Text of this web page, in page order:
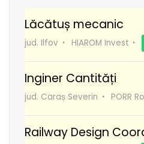
Lăcătuș mecanic
jud. Ilfov HIAROM Invest
Inginer Cantități
jud. Caraș Severin PORR
Railway Design